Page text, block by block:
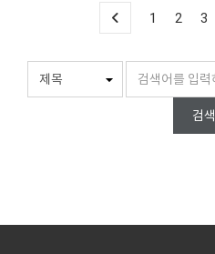
1 2 3
검색